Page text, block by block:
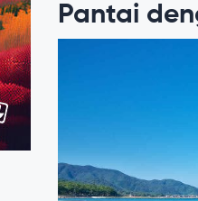
Pantai